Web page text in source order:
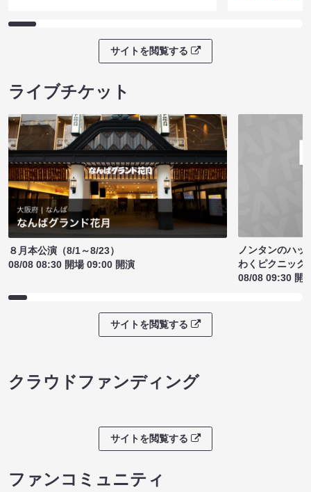
サイトを閲覧する
ライブチケット
８月本公演（8/1～8/23）
08/08 08:30 開場 09:00 開演
ノンタンのハッ
わくピクニック
08/08 09:30 開
サイトを閲覧する
クラウドファンディング
サイトを閲覧する
ファンコミュニティ